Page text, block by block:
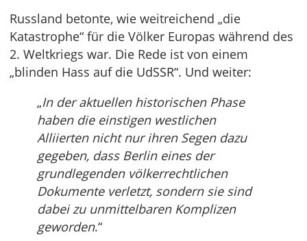
Russland betonte, wie weitreichend „die
Katastrophe“ für die Völker Europas während des
2. Weltkriegs war. Die Rede ist von einem
„blinden Hass auf die UdSSR“. Und weiter:
„In der aktuellen historischen Phase
haben die einstigen westlichen
Alliierten nicht nur ihren Segen dazu
gegeben, dass Berlin eines der
grundlegenden völkerrechtlichen
Dokumente verletzt, sondern sie sind
dabei zu unmittelbaren Komplizen
geworden.“